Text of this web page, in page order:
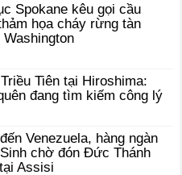
Spokane kêu gọi cầu
họa cháy rừng tàn
Tiên tại Hiroshima:
đang tìm kiếm công lý
Venezuela, hàng ngàn
chờ đón Đức Thánh
Assisi